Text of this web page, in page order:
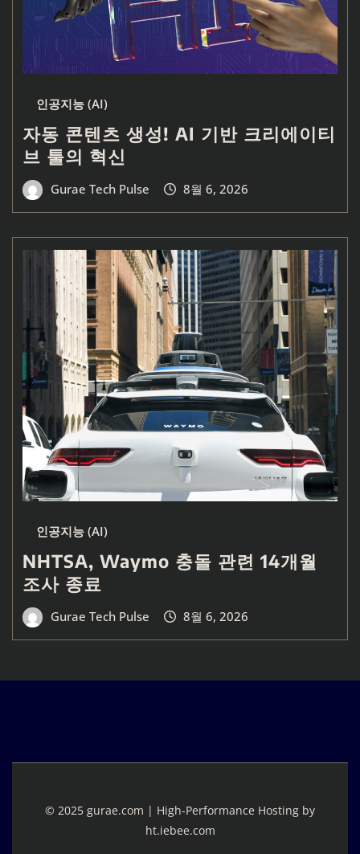
인공지능 (AI)
자동 콘텐츠 생성! AI 기반 크리에이티
브 툴의 혁신
Gurae Tech Pulse 8월 6, 2026
인공지능 (AI)
NHTSA, Waymo 충돌 관련 14개월
조사 종료
Gurae Tech Pulse 8월 6, 2026
© 2025 gurae.com | High-Performance Hosting by
ht.iebee.com